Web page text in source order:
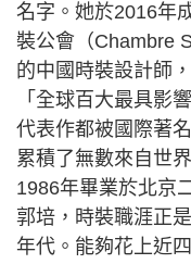
名字。她於2016年
裝公會（Chambre
的中國時裝設計師
「全球百大最具影
代表作都被國際著
累積了無數來自世
1986年畢業於北京
郭培，時裝職涯正
年代。能夠花上近